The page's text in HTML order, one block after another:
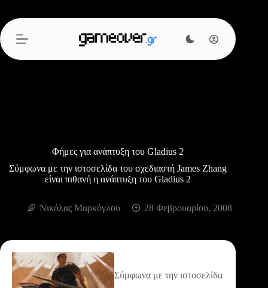
περιεχόμενο
Φήμες για ανάπτυξη του Gladius 2
Σύμφωνα με την ιστοσελίδα του σχεδιαστή James Zhang
είναι πιθανή η ανάπτυξη του Gladius 2
Νικόλας Μαρκόγλου 28 Φεβρουαρίου, 2008
Σύμφωνα με την ιστοσελίδα